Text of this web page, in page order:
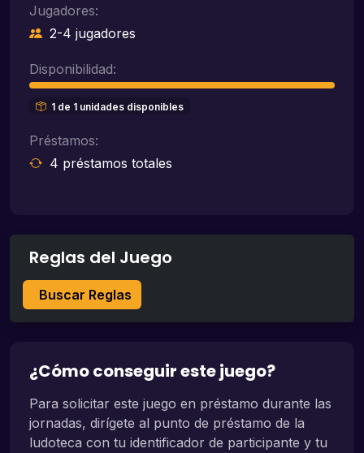
Jugadores:
2-4 jugadores
Disponibilidad:
1 de 1 unidades disponibles
Préstamos:
4 préstamos totales
Reglas del Juego
Buscar Reglas
¿Cómo conseguir este juego?
Para solicitar este juego en préstamo durante las
jornadas, dirígete al punto de préstamo de la
ludoteca con tu identificador de participante y tu